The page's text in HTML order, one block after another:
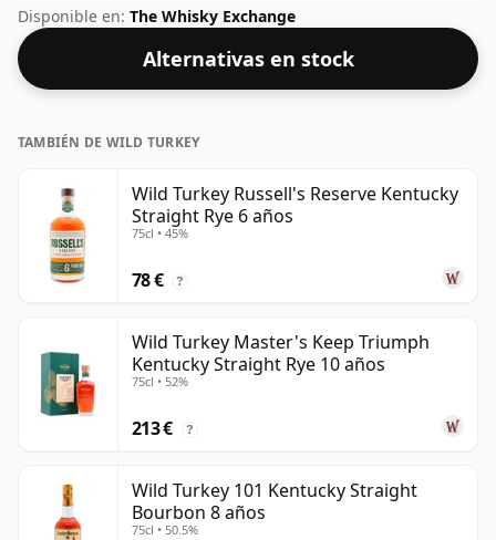
barricas de roble. Con un 50,5% ABV, este contenido de
alcohol es más que aceptable. Embotellado en el
tamaño estándar de 75 cl.
Disponible en: The Whisky Exchange
Alternativas en stock
TAMBIÉN DE WILD TURKEY
Wild Turkey Russell's Reserve Kentucky
Straight Rye 6 años
75cl • 45%
78 € ?
Wild Turkey Master's Keep Triumph
Kentucky Straight Rye 10 años
75cl • 52%
213 € ?
Wild Turkey 101 Kentucky Straight
Bourbon 8 años
75cl • 50.5%